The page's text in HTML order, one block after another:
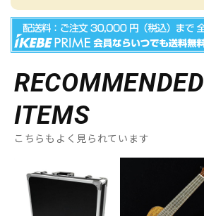
RECOMMENDED
ITEMS
こちらもよく見られています